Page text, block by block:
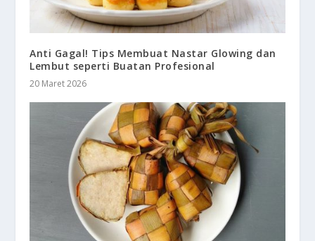
Anti Gagal! Tips Membuat Nastar Glowing dan
Lembut seperti Buatan Profesional
20 Maret 2026